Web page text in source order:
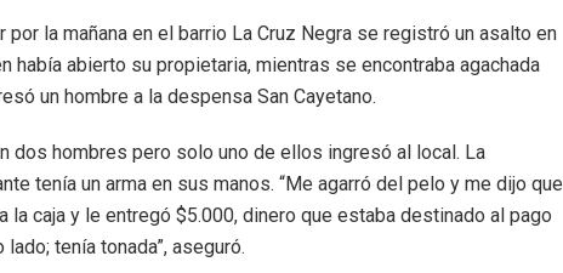
la mañana en el barrio La Cruz Negra se registró un asalto en
había abierto su propietaria, mientras se encontraba agachada
un hombre a la despensa San Cayetano.
dos hombres pero solo uno de ellos ingresó al local. La
tenía un arma en sus manos. “Me agarró del pelo y me dijo que
la caja y le entregó $5.000, dinero que estaba destinado al pago
tenía tonada”, aseguró.